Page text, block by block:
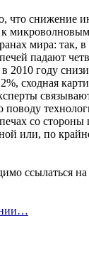
что снижение
к
мира:
падают
году
сходная
поводу
со стороны
или, по
ссылаться на